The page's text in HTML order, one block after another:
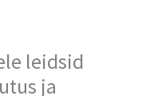
leidsid
ja